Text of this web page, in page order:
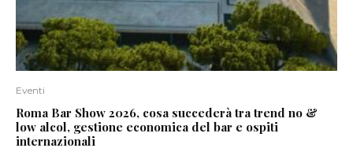
Eventi
Roma Bar Show 2026, cosa succederà tra trend no &
low alcol, gestione economica del bar e ospiti
internazionali